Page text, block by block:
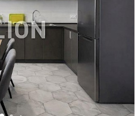
Пирогово, парк розваг
Епіцентр. Зручність і
зону, свіже повітря,
для розваг і
транспортна розв'язка: До
громадського транспорту
Можлива купівля за
таких варіантів
941-82-75 Тетяна